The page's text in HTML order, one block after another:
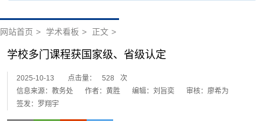
网站首页 > 学术看板 > 正文 >
学校多门课程获国家级、省级认定
2025-10-13 点击量： 528
次
信息来源：教务处
作者：黄胜 编辑：刘旨奕
审核：廖希为
签发：罗翔宇